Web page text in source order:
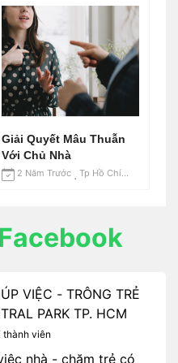
Giải Quyết Mâu Thuẫn
Với Chủ Nhà
2 Năm Trước Tp Hồ Chí Minh
VIỆC - TRÔNG TRẺ
PARK TP. HCM
thành viên
nhà - chăm trẻ có